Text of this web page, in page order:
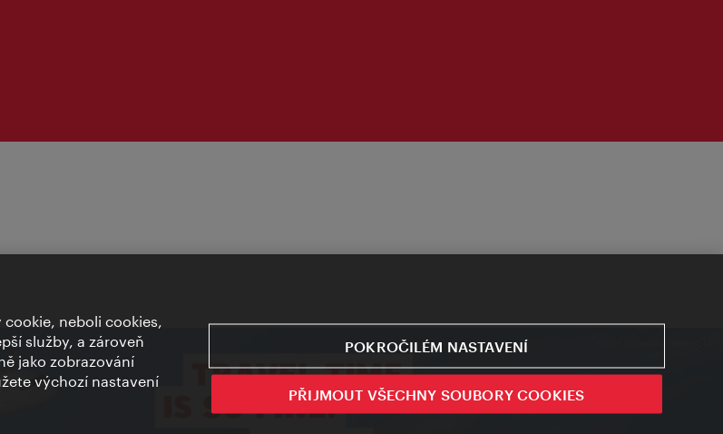
cookie, neboli cookies,
služby, a zároveň
jako zobrazování
výchozí nastavení
POKROČILÉM NASTAVENÍ
PŘIJMOUT VŠECHNY SOUBORY COOKIES